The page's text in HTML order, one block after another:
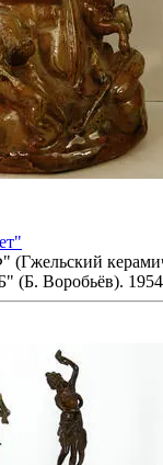
(Б. Воробьёв).